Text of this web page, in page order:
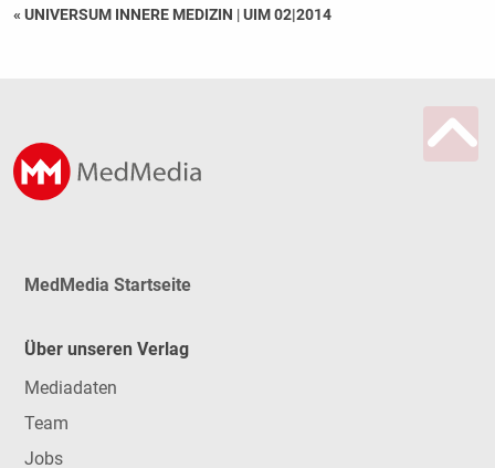
« UNIVERSUM INNERE MEDIZIN |UIM 02|2014
MedMedia Startseite
Über unseren Verlag
Mediadaten
Team
Jobs